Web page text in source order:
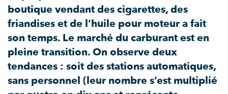
boutique vendant des cigarettes, des
friandises et de l’huile pour moteur a fait
son temps. Le marché du carburant est en
pleine transition. On observe deux
tendances : soit des stations automatiques,
sans personnel (leur nombre s’est multiplié